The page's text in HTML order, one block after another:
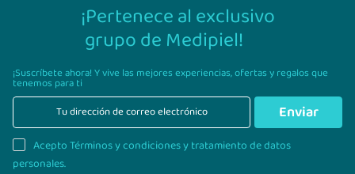
¡Pertenece al exclusivo
grupo de Medipiel!
¡Suscríbete ahora! Y vive las mejores experiencias,ofertas y regalos que
tenemos para ti
Enviar
Acepto Términos y condiciones y tratamiento de datos
personales.